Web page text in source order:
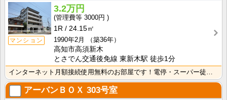
マンション
3.2万円
3000円
1R
24.15㎡
1990年2月
（築36年）
高知市高須新木
とさでん交通後免線 東新木駅 徒歩1分
インターネット月額接続使用無料のお部屋です！電停・スーパー徒歩圏内！生活に便利な立地条件です♪防犯カ･･･
アーバンＢＯＸ 303号室